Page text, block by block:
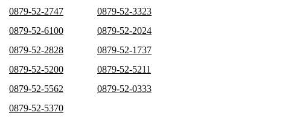
0879-52-2747
0879-52-3323
0879-52-6100
0879-52-2024
0879-52-2828
0879-52-1737
0879-52-5200
0879-52-5211
0879-52-5562
0879-52-0333
0879-52-5370